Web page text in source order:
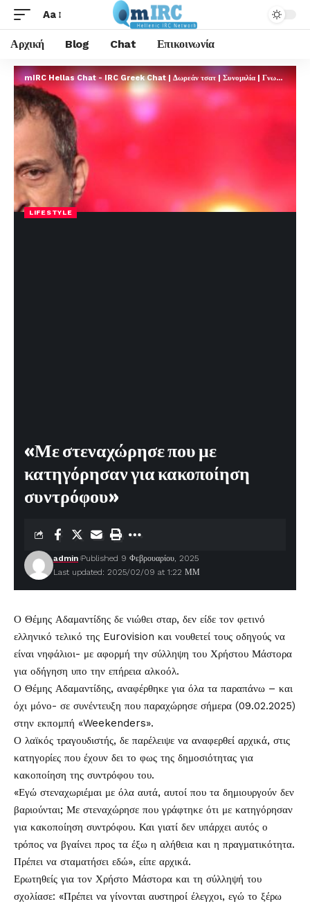
Aa
Αρχική Blog Chat Επικοινωνία
mIRC Hellas Chat - IRC Greek Chat | Δωρεάν τσατ | Συνομιλία | Γνωριμίες | FREE
LIFESTYLE
«Με στεναχώρησε που με
κατηγόρησαν για κακοποίηση
συντρόφου»
Last updated: 2025/02/09 at 1:22 ΜΜ
admin Published 9 Φεβρουαρίου, 2025
Ο Θέμης Αδαμαντίδης δε νιώθει σταρ, δεν είδε τον φετινό
ελληνικό τελικό της Eurovision και νουθετεί τους οδηγούς να
είναι νηφάλιοι- με αφορμή την σύλληψη του Χρήστου Μάστορα
για οδήγηση υπο την επήρεια αλκοόλ.
Ο Θέμης Αδαμαντίδης, αναφέρθηκε για όλα τα παραπάνω – και
όχι μόνο- σε συνέντευξη που παραχώρησε σήμερα (09.02.2025)
στην εκπομπή «Weekenders».
Ο λαϊκός τραγουδιστής, δε παρέλειψε να αναφερθεί αρχικά, στις
κατηγορίες που έχουν δει το φως της δημοσιότητας για
κακοποίηση της συντρόφου του.
«Εγώ στεναχωριέμαι με όλα αυτά, αυτοί που τα δημιουργούν δεν
βαριούνται; Με στεναχώρησε που γράφτηκε ότι με κατηγόρησαν
για κακοποίηση συντρόφου. Και γιατί δεν υπάρχει αυτός ο
τρόπος να βγαίνει προς τα έξω η αλήθεια και η πραγματικότητα.
Πρέπει να σταματήσει εδώ», είπε αρχικά.
Ερωτηθείς για τον Χρήστο Μάστορα και τη σύλληψή του
σχολίασε: «Πρέπει να γίνονται αυστηροί έλεγχοι, εγώ το ξέρω